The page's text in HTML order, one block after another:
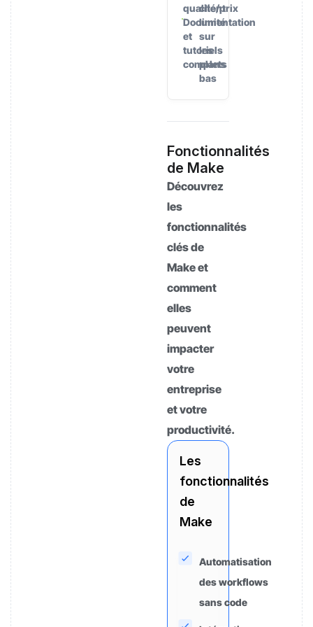
qualité/prix
Documentation
et
tutoriels
complets
client
limité
sur
les
plans
bas
Fonctionnalités
de Make
Découvrez
les
fonctionnalités
clés de
Make et
comment
elles
peuvent
impacter
votre
entreprise
et votre
productivité.
Les
fonctionnalités
de
Make
Automatisation
des workflows
sans code